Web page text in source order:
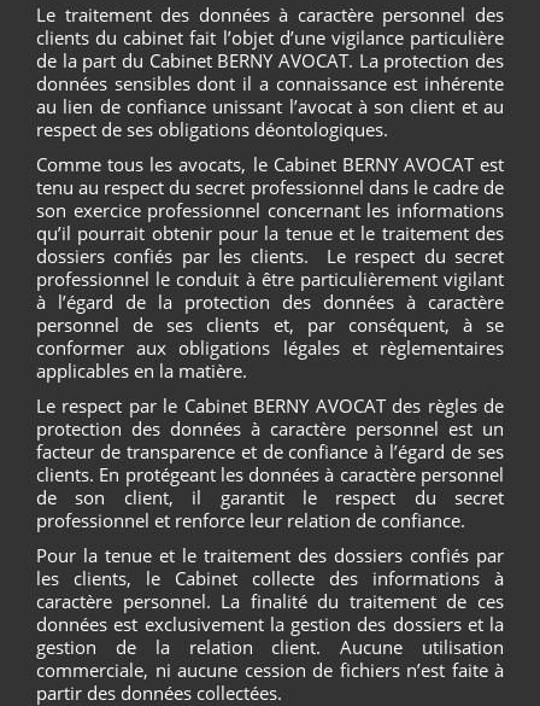
Le traitement des données à caractère personnel des
clients du cabinet fait l’objet d’une vigilance particulière
de la part du Cabinet BERNY AVOCAT. La protection des
données sensibles dont il a connaissance est inhérente
au lien de confiance unissant l’avocat à son client et au
respect de ses obligations déontologiques.
Comme tous les avocats, le Cabinet BERNY AVOCAT est
tenu au respect du secret professionnel dans le cadre de
son exercice professionnel concernant les informations
qu’il pourrait obtenir pour la tenue et le traitement des
dossiers confiés par les clients. Le respect du secret
professionnel le conduit à être particulièrement vigilant
à l’égard de la protection des données à caractère
personnel de ses clients et, par conséquent, à se
conformer aux obligations légales et règlementaires
applicables en la matière.
Le respect par le Cabinet BERNY AVOCAT des règles de
protection des données à caractère personnel est un
facteur de transparence et de confiance à l’égard de ses
clients. En protégeant les données à caractère personnel
de son client, il garantit le respect du secret
professionnel et renforce leur relation de confiance.
Pour la tenue et le traitement des dossiers confiés par
les clients, le Cabinet collecte des informations à
caractère personnel. La finalité du traitement de ces
données est exclusivement la gestion des dossiers et la
gestion de la relation client. Aucune utilisation
commerciale, ni aucune cession de fichiers n’est faite à
partir des données collectées.